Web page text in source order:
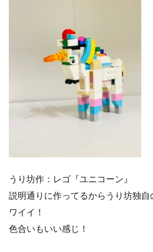
うり坊作：レゴ『ユニコーン』
説明通りに作ってるからうり坊独
ワイイ！
色合いもいい感じ！